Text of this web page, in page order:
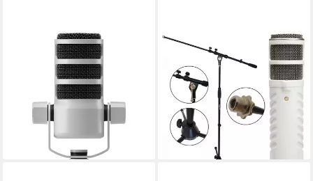
RODE MICROPHONES
Mikrofon Rode Microphones
PodMic, Mikrofon
ab 128,52 €
leider ausverkauft
RØDE
Mikrofon Rode Podcaster
USB Mikrofon mit
Mikrofonständer
219,90 €
UVP281,00 €
-22%
lieferbar - in 2-3 Werktagen bei dir